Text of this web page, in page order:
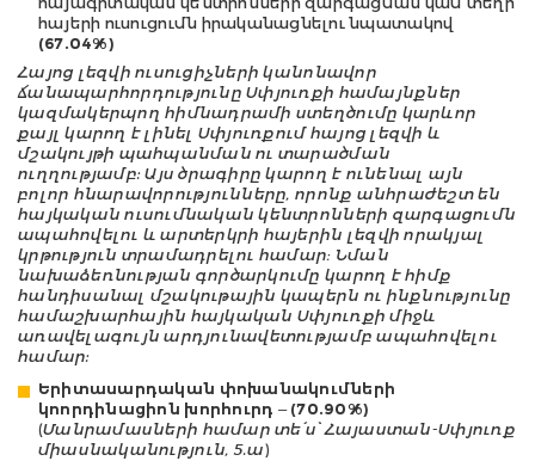
հայերի ուսուցումն իրականացնելու նպատակով
(67.04%)
Հայոց լեզվի ուսուցիչների կանոնավոր
ճանապարհորդությունը Սփյուռքի համայնքներ
կազմակերպող հիմնադրամի ստեղծումը կարևոր
քայլ կարող է լինել Սփյուռքում հայոց լեզվի և
մշակույթի պահպանման ու տարածման
ուղղությամբ: Այս ծրագիրը կարող է ունենալ այն
բոլոր հնարավորությունները, որոնք անհրաժեշտ են
հայկական ուսումնական կենտրոնների զարգացումն
ապահովելու և արտերկրի հայերին լեզվի որակյալ
կրթություն տրամադրելու համար։ Նման
նախաձեռնության գործարկումը կարող է հիմք
հանդիսանալ մշակութային կապերն ու ինքնությունը
համաշխարհային հայկական Սփյուռքի միջև
առավելագույն արդյունավետությամբ ապահովելու
համար:
Երիտասարդական փոխանակումների
կոորդինացիոն խորհուրդ – (70.90%)
(Մանրամասների համար տե՛ս՝ Հայաստան-Սփյուռք
միասնականություն, 5.ա)